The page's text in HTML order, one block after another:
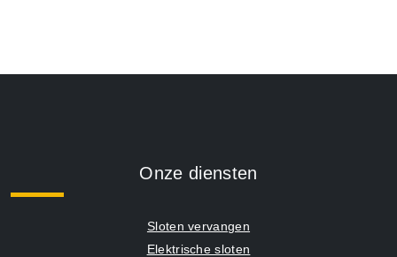
Onze diensten
Sloten vervangen
Elektrische sloten